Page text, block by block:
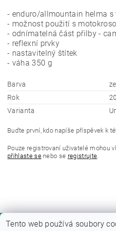
- enduro/allmountain helma
- možnost použití s
- odnímatelná část přilby -
- reflexní prvky
- nastavitelný štítek
- váha 350 g
Barva
Rok
Varianta
Buďte první, kdo napíše příspěvek k
Pouze registrovaní uživatelé mohou
přihlaste senebo se registrujte.
Tento web používá soubory